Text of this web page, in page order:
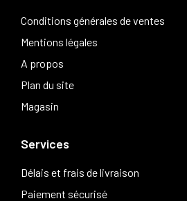
Conditions générales de ventes
Mentions légales
A propos
Plan du site
Magasin
Services
Délais et frais de livraison
Paiement sécurisé